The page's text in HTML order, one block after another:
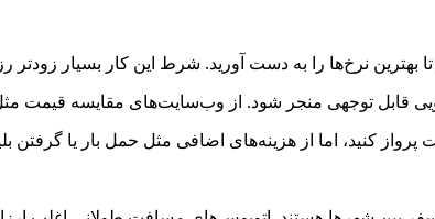
بهترین نرخ‌ها را به دست آورید. شرط این کار بسیار
قابل توجهی منجر شود. از وب‌سایت‌های مقایسه قیمت مثل
پرواز کنید، اما از هزینه‌های اضافی مثل حمل بار یا